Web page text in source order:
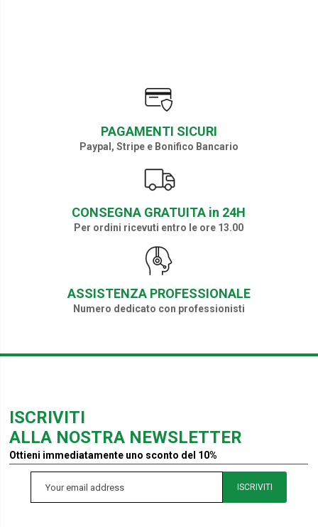
PAGAMENTI SICURI
Paypal, Stripe e Bonifico Bancario
CONSEGNA GRATUITA in 24H
Per ordini ricevuti entro le ore 13.00
ASSISTENZA PROFESSIONALE
Numero dedicato con professionisti
ISCRIVITI
ALLA NOSTRA NEWSLETTER
Ottieni immediatamente uno sconto del 10%
ISCRIVITI